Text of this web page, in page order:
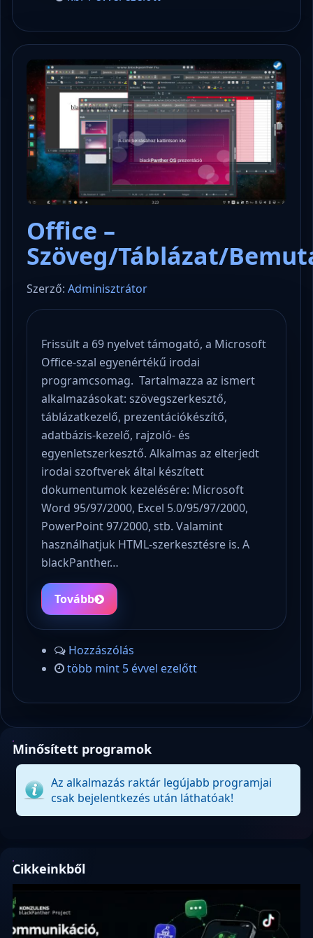
Office –
Szöveg/Táblázat/
Szerző: Adminisztrátor
Frissült a 69 nyelvet támogató, a Microsoft
Office-szal egyenértékű irodai
programcsomag. Tartalmazza az ismert
alkalmazásokat: szövegszerkesztő,
táblázatkezelő, prezentációkészítő,
adatbázis-kezelő, rajzoló- és
egyenletszerkesztő. Alkalmas az elterjedt
irodai szoftverek által készített
dokumentumok kezelésére: Microsoft
Word 95/97/2000, Excel 5.0/95/97/2000,
PowerPoint 97/2000, stb. Valamint
használhatjuk HTML-szerkesztésre is. A
blackPanther…
Tovább
Hozzászólás
több mint 5 évvel ezelőtt
Minősített programok
Az alkalmazás raktár legújabb programjai
csak bejelentkezés után láthatóak!
Cikkeinkből